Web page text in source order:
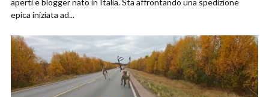
aperti e blogger nato in Italia. Sta affrontando una spedizione
epica iniziata ad...